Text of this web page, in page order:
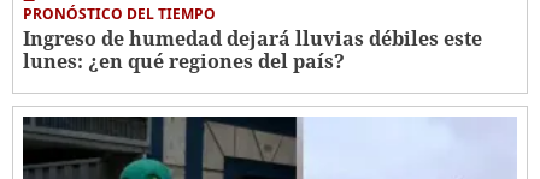
PRONÓSTICO DEL TIEMPO
Ingreso de humedad dejará lluvias débiles este
lunes: ¿en qué regiones del país?